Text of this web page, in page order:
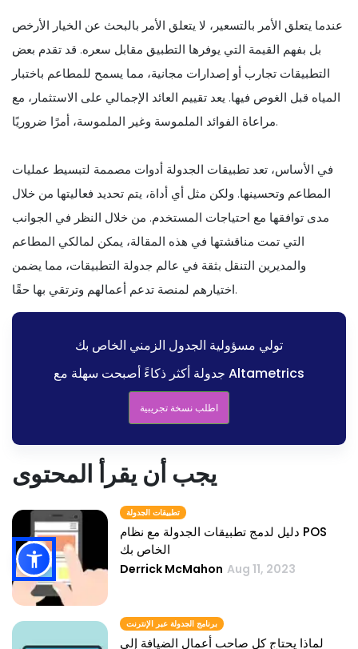
عندما يتعلق الأمر بالتسعير، لا يتعلق الأمر بالبحث عن الخيار الأرخص
بل بفهم القيمة التي يوفرها التطبيق مقابل سعره. قد تقدم بعض
التطبيقات تجارب أو إصدارات مجانية، مما يسمح للمطاعم باختبار
المياه قبل الغوص فيها. يعد تقييم العائد الإجمالي على الاستثمار، مع
مراعاة الفوائد الملموسة وغير الملموسة، أمرًا ضروريًا.
في الأساس، تعد تطبيقات الجدولة أدوات مصممة لتبسيط عمليات
المطاعم وتحسينها. ولكن مثل أي أداة، يتم تحديد فعاليتها من خلال
مدى توافقها مع احتياجات المستخدم. من خلال النظر في الجوانب
التي تمت مناقشتها في هذه المقالة، يمكن لمالكي المطاعم
والمديرين التنقل بثقة في عالم جدولة التطبيقات، مما يضمن
اختيارهم لمنصة تدعم أعمالهم وترتقي بها حقًا.
تولي مسؤولية الجدول الزمني الخاص بك
جدولة أكثر ذكاءً أصبحت سهلة مع Altametrics
اطلب نسخة تجريبية
يجب أن يقرأ المحتوى
تطبيقات الجدولة
دليل لدمج تطبيقات الجدولة مع نظام POS
الخاص بك
Derrick McMahon Aug 11, 2023
برنامج الجدولة عبر الإنترنت
لماذا يحتاج كل صاحب أعمال الضيافة إلى